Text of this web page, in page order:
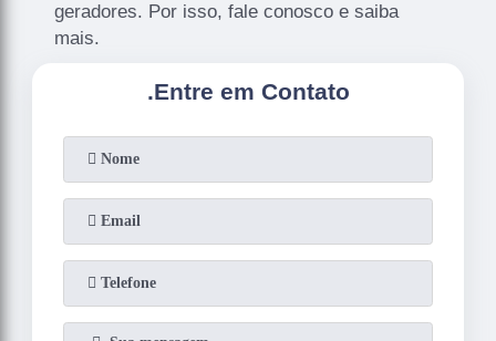
geradores. Por isso, fale conosco e saiba
mais.
.Entre em Contato